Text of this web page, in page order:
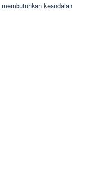
keandalan